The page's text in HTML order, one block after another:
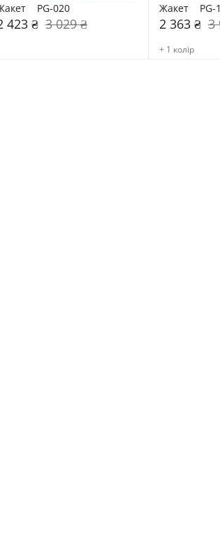
PG-020
423 ₴ 3 029 ₴
Жакет    PG-
2 363 ₴ 3
+ 1 колір